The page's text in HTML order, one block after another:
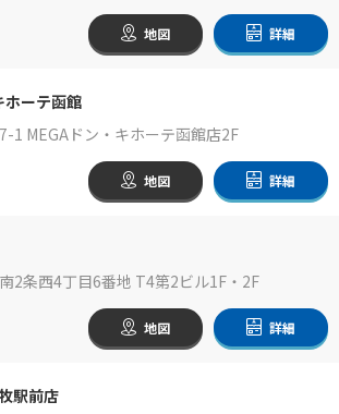
地図 詳細
ホーテ函館
1 MEGAドン・キホーテ函館店2F
地図 詳細
2条西4丁目6番地 T4第2ビル1F・2F
地図 詳細
駅前店